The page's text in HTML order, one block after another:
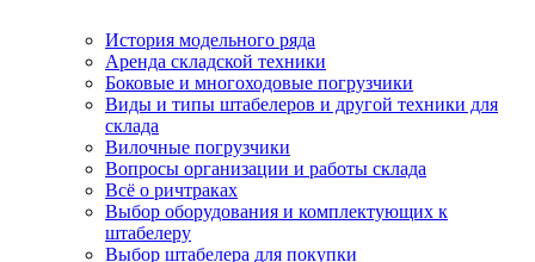
История модельного ряда
Аренда складской техники
Боковые и многоходовые погрузчики
Виды и типы штабелеров и другой техники для
склада
Вилочные погрузчики
Вопросы организации и работы склада
Всё о ричтраках
Выбор оборудования и комплектующих к
штабелеру
Выбор штабелера для покупки